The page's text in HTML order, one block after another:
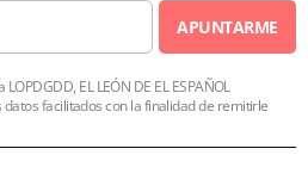
APUNTARME
EL LEÓN DE EL ESPAÑOL
datos facilitados con la finalidad de remitirle